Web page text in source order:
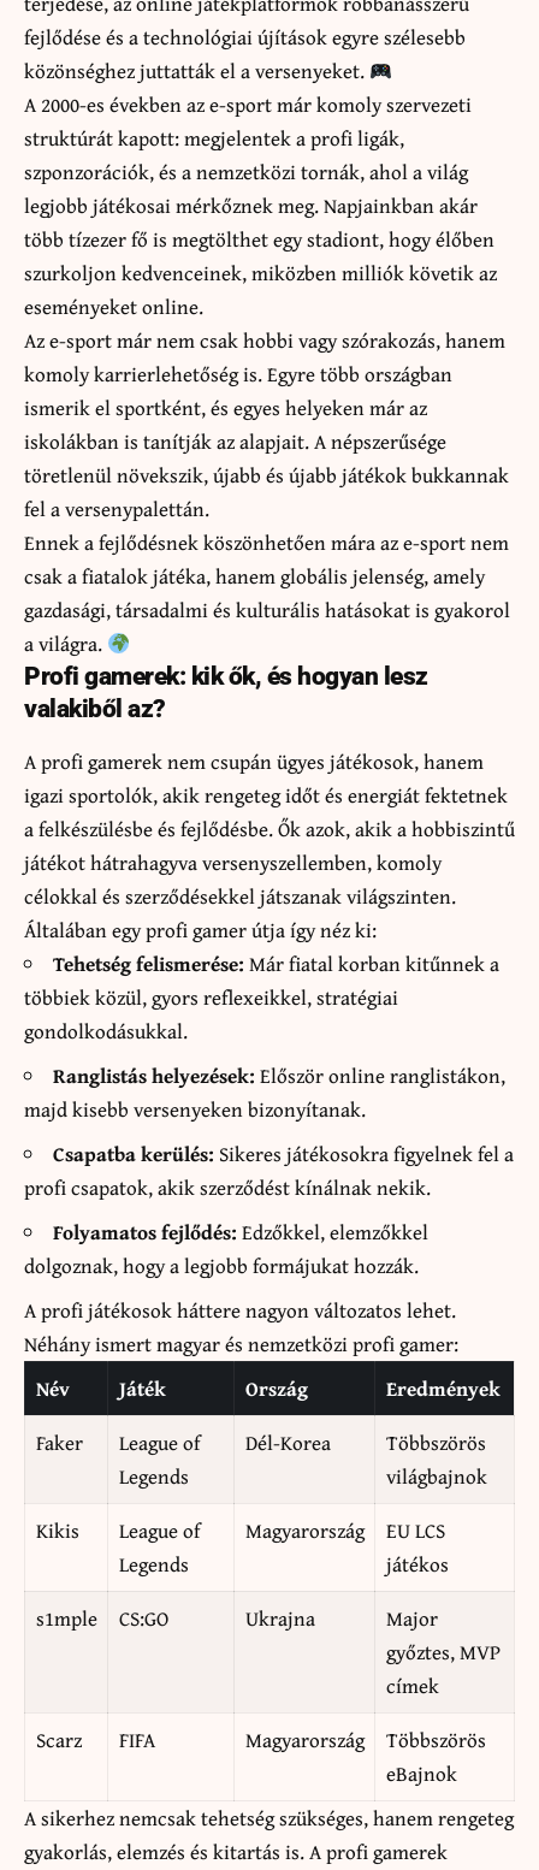
fejlődése és a technológiai újítások egyre szélesebb
közönséghez juttatták el a versenyeket.
A 2000-es években az e-sport már komoly szervezeti
struktúrát kapott: megjelentek a profi ligák,
szponzorációk, és a nemzetközi tornák, ahol a világ
legjobb játékosai mérkőznek meg. Napjainkban akár
több tízezer fő is megtölthet egy stadiont, hogy élőben
szurkoljon kedvenceinek, miközben milliók követik az
eseményeket online.
Az e-sport már nem csak hobbi vagy szórakozás, hanem
komoly karrierlehetőség is. Egyre több országban
ismerik el sportként, és egyes helyeken már az
iskolákban is tanítják az alapjait. A népszerűsége
töretlenül növekszik, újabb és újabb játékok bukkannak
fel a versenypalettán.
Ennek a fejlődésnek köszönhetően mára az e-sport nem
csak a fiatalok játéka, hanem globális jelenség, amely
gazdasági, társadalmi és kulturális hatásokat is gyakorol
a világra.
Profi gamerek: kik ők, és hogyan lesz
valakiből az?
A profi gamerek nem csupán ügyes játékosok, hanem
igazi sportolók, akik rengeteg időt és energiát fektetnek
a felkészülésbe és fejlődésbe. Ők azok, akik a hobbiszintű
játékot hátrahagyva versenyszellemben, komoly
célokkal és szerződésekkel játszanak világszinten.
Általában egy profi gamer útja így néz ki:
Tehetség felismerése: Már fiatal korban kitűnnek a
többiek közül, gyors reflexeikkel, stratégiai
gondolkodásukkal.
Ranglistás helyezések: Először online ranglistákon,
majd kisebb versenyeken bizonyítanak.
Csapatba kerülés: Sikeres játékosokra figyelnek fel a
profi csapatok, akik szerződést kínálnak nekik.
Folyamatos fejlődés: Edzőkkel, elemzőkkel
dolgoznak, hogy a legjobb formájukat hozzák.
A profi játékosok háttere nagyon változatos lehet.
Néhány ismert magyar és nemzetközi profi gamer:
Név
Játék Ország
Eredmények
Faker
League of
Legends
Dél-Korea
Többszörös
világbajnok
Kikis
League of
Legends
Magyarország
EU LCS
játékos
s1mple
CS:GO Ukrajna
Major
győztes, MVP
címek
Scarz
FIFA Magyarország
Többszörös
eBajnok
A sikerhez nemcsak tehetség szükséges, hanem rengeteg
gyakorlás, elemzés és kitartás is. A profi gamerek